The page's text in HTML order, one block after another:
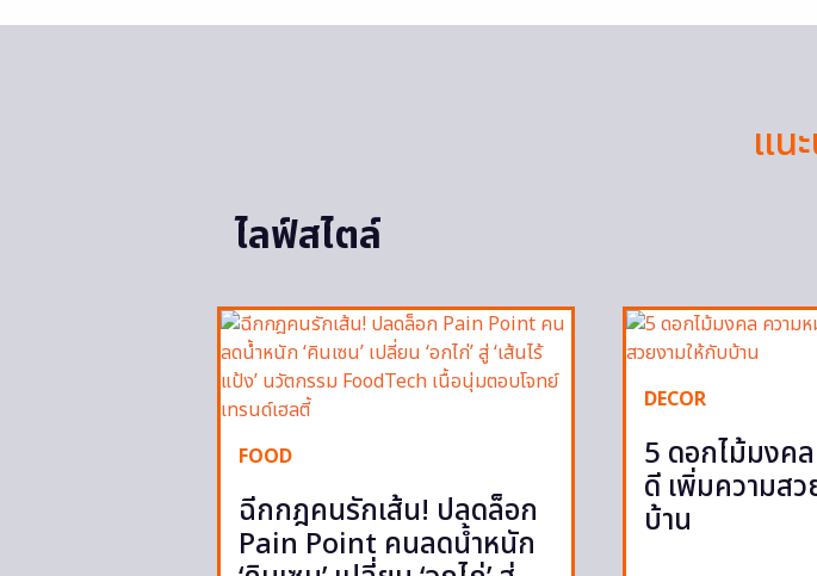
แน
ไลฟ์สไตล์
FOOD
ฉีกกฎคนรักเส้น! ปลดล็อก
Pain Point คนลดน้ำหนัก
DECOR
5 ดอกไม้มงค
ดี เพิ่มความส
บ้าน